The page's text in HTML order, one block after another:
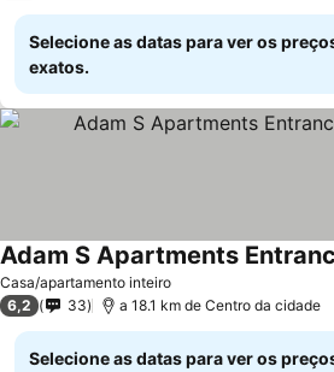
Selecione as datas para ver os
exatos.
Casa/apartamento inteiro
Adam S Apartments
6,2 33 a 18.1 km de Centro da cidade
Selecione as datas para ver os